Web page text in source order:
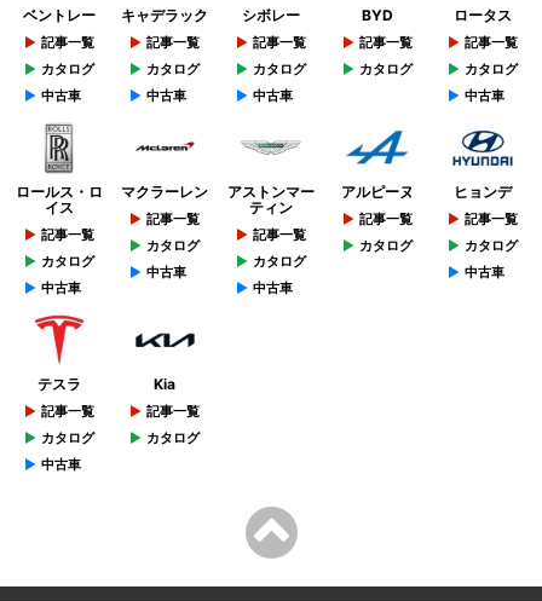
ベントレー
記事一覧
カタログ
中古車
キャデラック
記事一覧
カタログ
中古車
シボレー
記事一覧
カタログ
中古車
BYD
記事一覧
カタログ
ロータス
記事一覧
カタログ
中古車
ロールス・ロ
イス
記事一覧
カタログ
中古車
マクラーレン
記事一覧
カタログ
中古車
アストンマー
ティン
記事一覧
カタログ
中古車
アルピーヌ
記事一覧
カタログ
ヒョンデ
記事一覧
カタログ
中古車
テスラ
記事一覧
カタログ
中古車
Kia
記事一覧
カタログ